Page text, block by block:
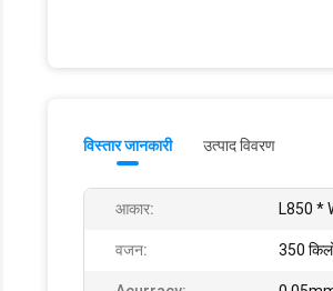
विस्तार जानकारी उत्पाद विवरण
आकार: L850 *
वजन: 350